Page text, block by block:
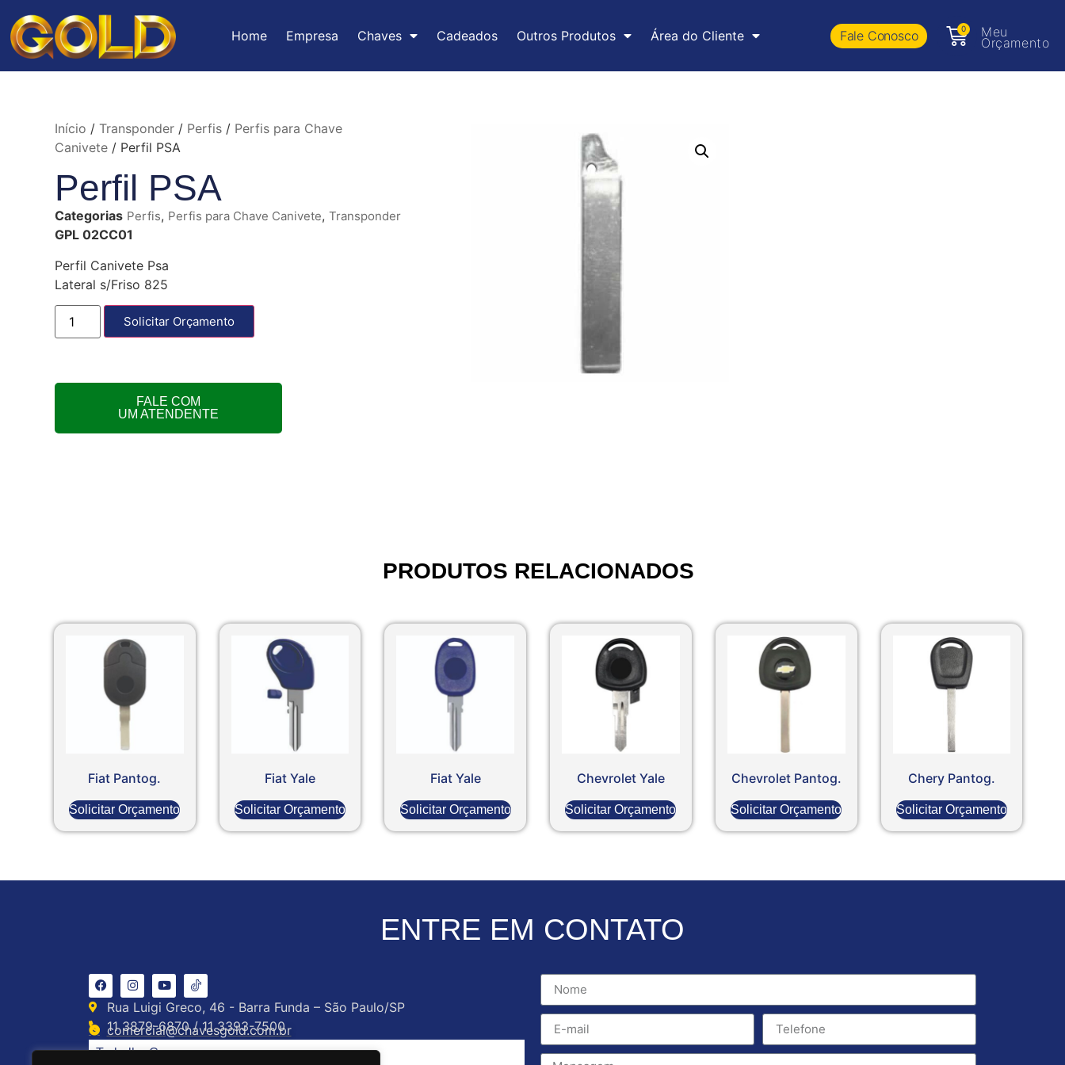
Home Empresa Chaves Cadeados Outros Produtos Área do Cliente Fale Conosco 0 Meu
Orçamento
Início / Transponder/ Perfis/ Perfis para Chave
Canivete/ Perfil PSA
Perfil PSA
Categorias Perfis, Perfis para Chave Canivete, Transponder
GPL 02CC01
Perfil Canivete Psa
Lateral s/Friso 825
Solicitar Orçamento
FALE COM
UM ATENDENTE
PRODUTOS RELACIONADOS
Fiat Pantog.
Solicitar Orçamento
Fiat Yale
Solicitar Orçamento
Fiat Yale
Solicitar Orçamento
Chevrolet Yale
Solicitar Orçamento
Chevrolet Pantog.
Solicitar Orçamento
Chery Pantog.
Solicitar Orçamento
ENTRE EM CONTATO
Rua Luigi Greco, 46 - Barra Funda – São Paulo/SP
11 3879-6870 / 11 3393-7500
comercial@chavesgold.com.br
Trabalhe Conosco